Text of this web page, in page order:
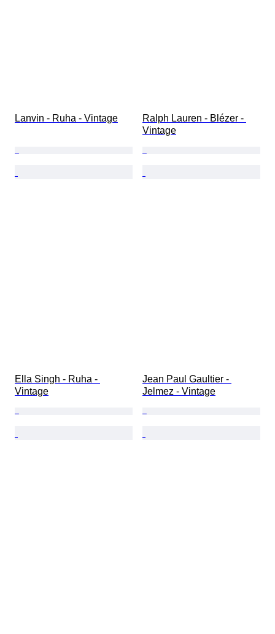
Lanvin - Ruha - Vintage
Ralph Lauren - Blézer -
Vintage
Ella Singh - Ruha -
Vintage
Jean Paul Gaultier -
Jelmez - Vintage